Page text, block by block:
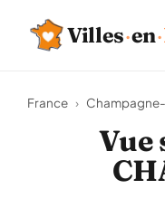
Villes·en·
France ›
Vue